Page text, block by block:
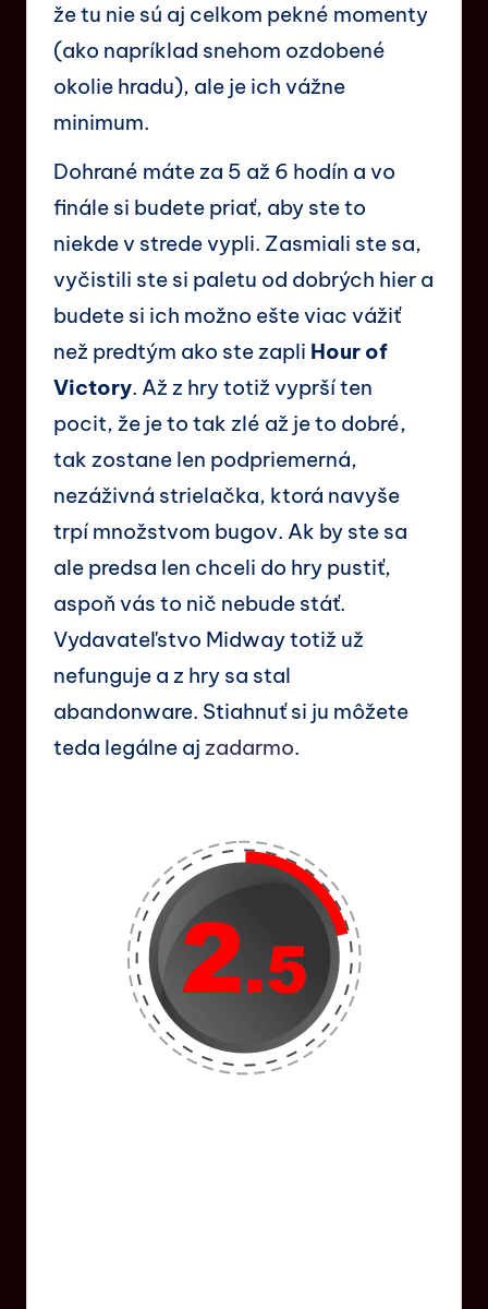
že tu nie sú aj celkom pekné momenty
(ako napríklad snehom ozdobené
okolie hradu), ale je ich vážne
minimum.
Dohrané máte za 5 až 6 hodín a vo
finále si budete priať, aby ste to
niekde v strede vypli. Zasmiali ste sa,
vyčistili ste si paletu od dobrých hier a
budete si ich možno ešte viac vážiť
než predtým ako ste zapli Hour of
Victory. Až z hry totiž vyprší ten
pocit, že je to tak zlé až je to dobré,
tak zostane len podpriemerná,
nezáživná strielačka, ktorá navyše
trpí množstvom bugov. Ak by ste sa
ale predsa len chceli do hry pustiť,
aspoň vás to nič nebude stáť.
Vydavateľstvo Midway totiž už
nefunguje a z hry sa stal
abandonware. Stiahnuť si ju môžete
teda legálne aj zadarmo.